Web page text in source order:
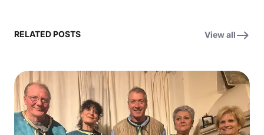
RELATED POSTS View all